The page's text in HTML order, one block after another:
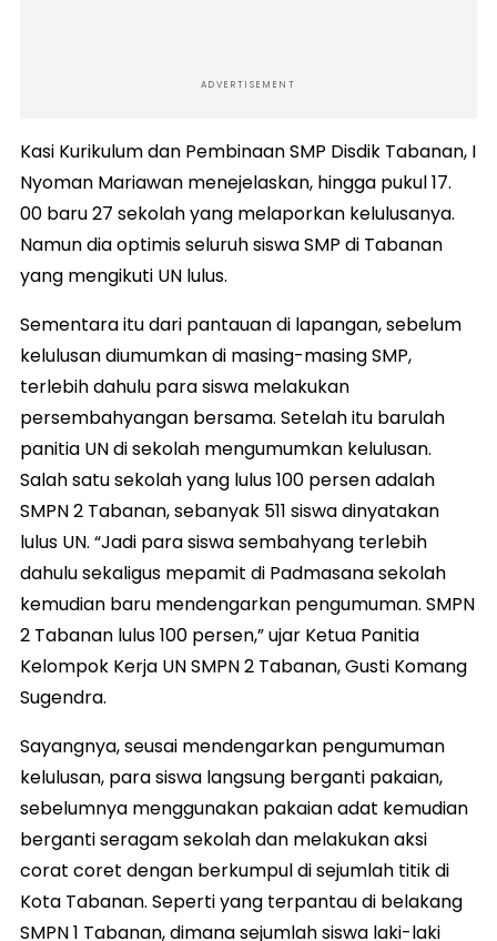
ADVERTISEMENT
Kasi Kurikulum dan Pembinaan SMP Disdik Tabanan, I
Nyoman Mariawan menejelaskan, hingga pukul 17.
00 baru 27 sekolah yang melaporkan kelulusanya.
Namun dia optimis seluruh siswa SMP di Tabanan
yang mengikuti UN lulus.
Sementara itu dari pantauan di lapangan, sebelum
kelulusan diumumkan di masing-masing SMP,
terlebih dahulu para siswa melakukan
persembahyangan bersama. Setelah itu barulah
panitia UN di sekolah mengumumkan kelulusan.
Salah satu sekolah yang lulus 100 persen adalah
SMPN 2 Tabanan, sebanyak 511 siswa dinyatakan
lulus UN. “Jadi para siswa sembahyang terlebih
dahulu sekaligus mepamit di Padmasana sekolah
kemudian baru mendengarkan pengumuman. SMPN
2 Tabanan lulus 100 persen,” ujar Ketua Panitia
Kelompok Kerja UN SMPN 2 Tabanan, Gusti Komang
Sugendra.
Sayangnya, seusai mendengarkan pengumuman
kelulusan, para siswa langsung berganti pakaian,
sebelumnya menggunakan pakaian adat kemudian
berganti seragam sekolah dan melakukan aksi
corat coret dengan berkumpul di sejumlah titik di
Kota Tabanan. Seperti yang terpantau di belakang
SMPN 1 Tabanan, dimana sejumlah siswa laki-laki